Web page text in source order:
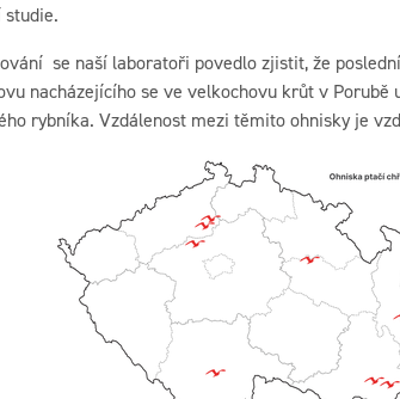
se naší laboratoři povedlo zjistit, že
nacházejícího se ve velkochovu krůt v
rybníka. Vzdálenost mezi těmito ohnisky je